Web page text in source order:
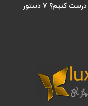
چطور نوشیدنی موکتل خانگی بدون الکل درست کنیم؟ ۷ دستور